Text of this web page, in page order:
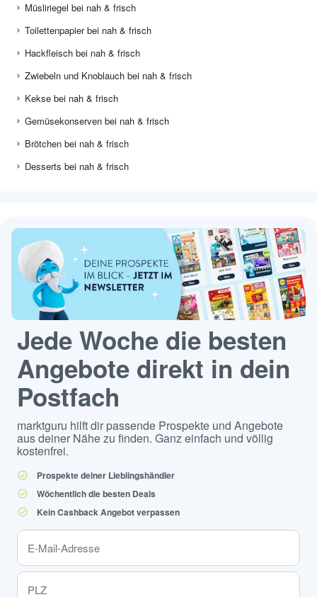
Müsliriegel bei nah & frisch
Toilettenpapier bei nah & frisch
Hackfleisch bei nah & frisch
Zwiebeln und Knoblauch bei nah & frisch
Kekse bei nah & frisch
Gemüsekonserven bei nah & frisch
Brötchen bei nah & frisch
Desserts bei nah & frisch
Jede Woche die besten
Angebote direkt in dein
Postfach
marktguru hilft dir passende Prospekte und Angebote
aus deiner Nähe zu finden. Ganz einfach und völlig
kostenfrei.
Prospekte deiner Lieblingshändler
Wöchentlich die besten Deals
Kein Cashback Angebot verpassen